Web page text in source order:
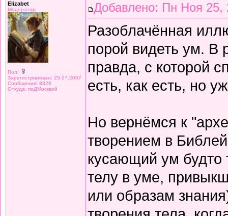
Elizabet
Модератор
Пол:
Зарегистрирован: 25.07.2007
Сообщения: 8326
Откуда: поДМосквой
Добавлено: Пн Ноя 25,
Разоблачённая
порой видеть ум. В
правда, с которой
есть, как есть, но
Но вернёмся к
творением в
кусающий ум
телу в уме,
или образам